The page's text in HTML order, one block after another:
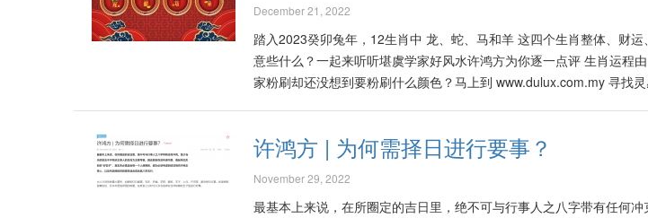
December 21, 2022
踏入2023癸卯兔年，12生肖中 龙、蛇、马和羊 这四个生肖整体、财
意些什么？一起来听听堪虞学家好风水许鸿方为你逐一点评 生肖运程
家粉刷却还没想到要粉刷什么颜色？马上到 www.dulux.com.my 寻找
许鸿方 | 为何需择日进行要事？
November 29, 2022
最基本上来说，在所圈定的吉日里，绝不可与行事人之八字带有任何